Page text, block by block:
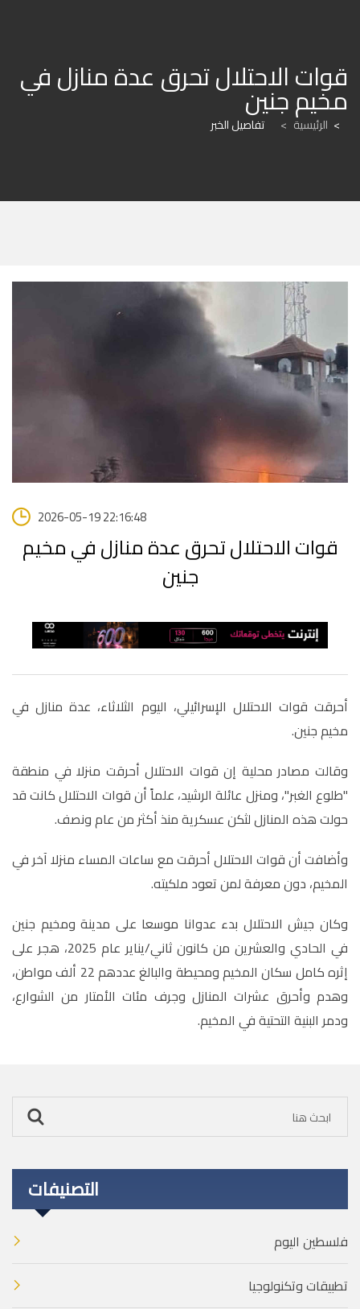
مخيم جنين
الرئيسية > تفاصيل الخبر
2026-05-19 22:16:48
قوات الاحتلال تحرق عدة منازل في مخيم
جنين
أحرقت قوات الاحتلال الإسرائيلي، اليوم الثلاثاء، عدة منازل في
مخيم جنين.
وقالت مصادر محلية إن قوات الاحتلال أحرقت منزلا في منطقة
"طلوع الغبر"، ومنزل عائلة الرشيد، علماً أن قوات الاحتلال كانت قد
حولت هذه المنازل لثكن عسكرية منذ أكثر من عام ونصف.
وأضافت أن قوات الاحتلال أحرقت مع ساعات المساء منزلا آخر في
المخيم، دون معرفة لمن تعود ملكيته.
وكان جيش الاحتلال بدء عدوانا موسعا على مدينة ومخيم جنين
في الحادي والعشرين من كانون ثاني/يناير عام 2025، هجر على
إثره كامل سكان المخيم ومحيطة والبالغ عددهم 22 ألف مواطن،
وهدم وأحرق عشرات المنازل وجرف مئات الأمتار من الشوارع،
ودمر البنية التحتية في المخيم.
التصنيفات
فلسطين اليوم
تطبيقات وتكنولوجيا